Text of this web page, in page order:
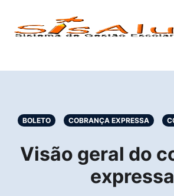
BOLETO COBRANÇA EXPRESSA
Visão geral do
expressa